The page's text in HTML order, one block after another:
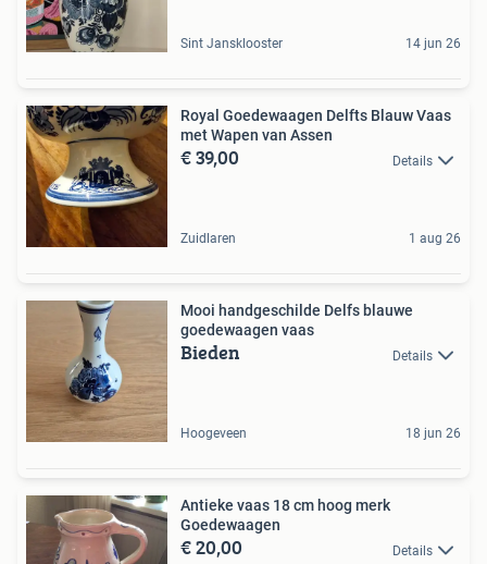
Sint Jansklooster 14 jun 26
Royal Goedewaagen Delfts Blauw Vaas
met Wapen van Assen
€ 39,00 Details
Zuidlaren 1 aug 26
Mooi handgeschilde Delfs blauwe
goedewaagen vaas
Bieden Details
Hoogeveen 18 jun 26
Antieke vaas 18 cm hoog merk
Goedewaagen
€ 20,00 Details